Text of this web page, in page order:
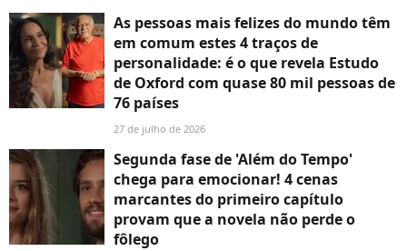
As pessoas mais felizes do mundo têm
em comum estes 4 traços de
personalidade: é o que revela Estudo
de Oxford com quase 80 mil pessoas de
76 países
27 de julho de 2026
Segunda fase de 'Além do Tempo'
chega para emocionar! 4 cenas
marcantes do primeiro capítulo
provam que a novela não perde o
fôlego